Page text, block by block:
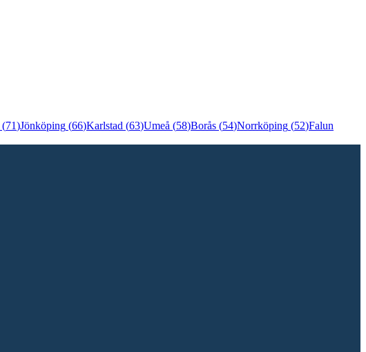
(71)Jönköping (66)Karlstad (63)Umeå (58)Borås (54)Norrköping (52)Falun